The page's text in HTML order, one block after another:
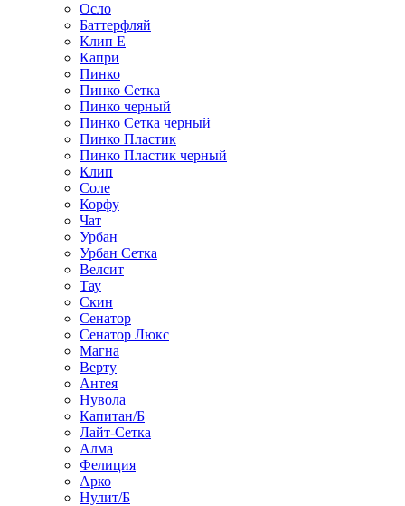
Осло
Баттерфляй
Клип Е
Капри
Пинко
Пинко Сетка
Пинко черный
Пинко Сетка черный
Пинко Пластик
Пинко Пластик черный
Клип
Соле
Корфу
Чат
Урбан
Урбан Сетка
Велсит
Тау
Скин
Сенатор
Сенатор Люкс
Магна
Верту
Антея
Нувола
Капитан/Б
Лайт-Сетка
Алма
Фелиция
Арко
Нулит/Б